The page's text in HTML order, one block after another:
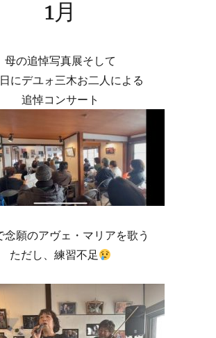
1月
母の追悼写真展そして
にデユォ三木お二人による
追悼コンサート
念願のアヴェ・マリアを歌う
ただし、練習不足